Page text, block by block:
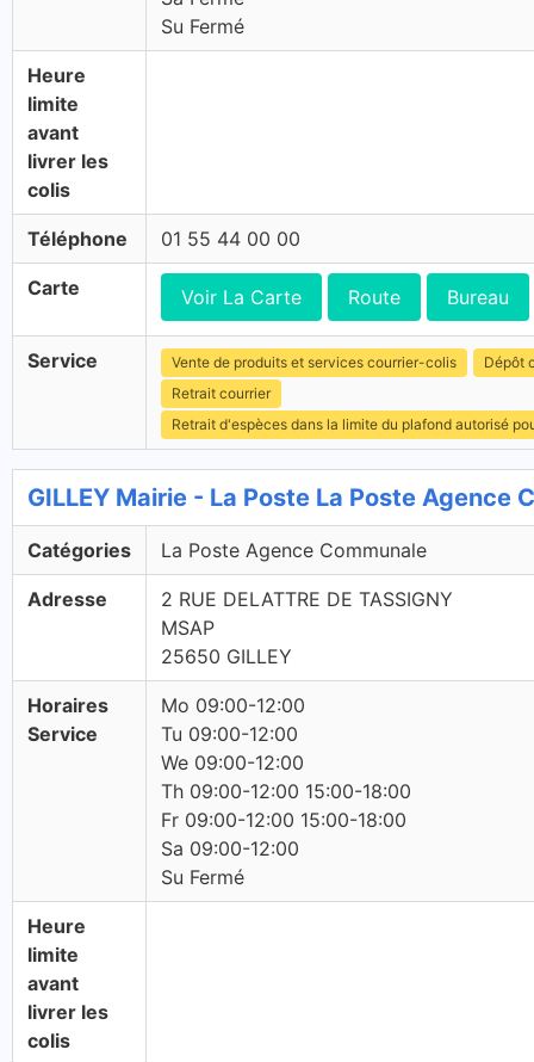
Su Fermé
Heure
limite
avant
livrer les
colis
Téléphone 01 55 44 00 00
Carte Voir La Carte Route Bureau
Service Vente de produits et services courrier-colis
Dépôt
Retrait courrier
Retrait d'espèces dans la limite du plafond autorisé
GILLEY Mairie - La Poste La Poste Agence
Catégories La Poste Agence Communale
Adresse
2 RUE DELATTRE DE TASSIGNY
MSAP
25650 GILLEY
Horaires
Service
Mo 09:00-12:00
Tu 09:00-12:00
We 09:00-12:00
Th 09:00-12:00 15:00-18:00
Fr 09:00-12:00 15:00-18:00
Sa 09:00-12:00
Su Fermé
Heure
limite
avant
livrer les
colis